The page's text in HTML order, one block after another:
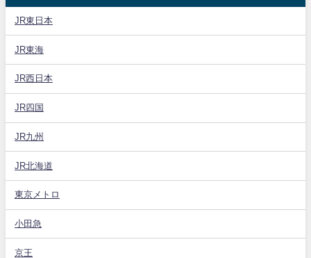
JR東日本
JR東海
JR西日本
JR四国
JR九州
JR北海道
東京メトロ
小田急
京王